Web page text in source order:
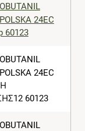
24EC
60123
24EC
60123